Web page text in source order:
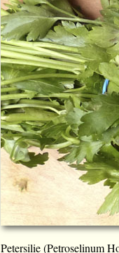
Petersilie (Petroselinum